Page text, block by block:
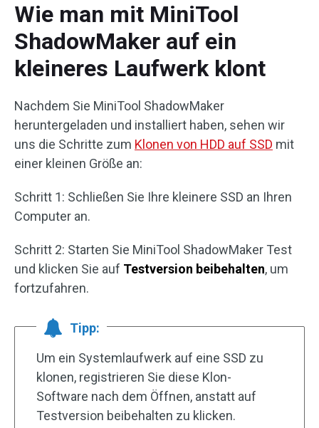
Wie man mit MiniTool
ShadowMaker auf ein
kleineres Laufwerk klont
Nachdem Sie MiniTool ShadowMaker
heruntergeladen und installiert haben, sehen wir
uns die Schritte zum Klonen von HDD auf SSD mit
einer kleinen Größe an:
Schritt 1: Schließen Sie Ihre kleinere SSD an Ihren
Computer an.
Schritt 2: Starten Sie MiniTool ShadowMaker Test
und klicken Sie auf Testversion beibehalten, um
fortzufahren.
Tipp:
Um ein Systemlaufwerk auf eine SSD zu
klonen, registrieren Sie diese Klon-
Software nach dem Öffnen, anstatt auf
Testversion beibehalten zu klicken.